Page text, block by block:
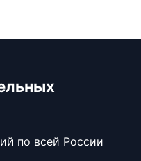
по всей России